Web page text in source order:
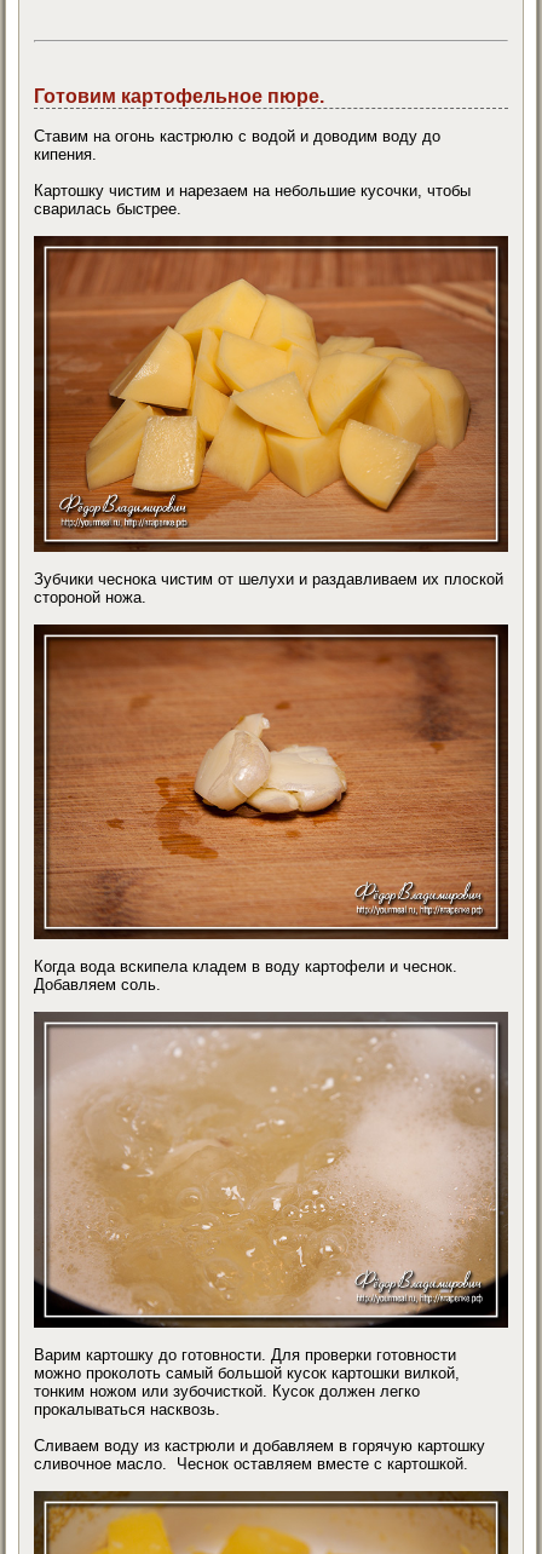
Готовим картофельное пюре.
Ставим на огонь кастрюлю с водой и доводим воду до
кипения.
Картошку чистим и нарезаем на небольшие кусочки, чтобы
сварилась быстрее.
Зубчики чеснока чистим от шелухи и раздавливаем их плоской
стороной ножа.
Когда вода вскипела кладем в воду картофели и чеснок.
Добавляем соль.
Варим картошку до готовности. Для проверки готовности
можно проколоть самый большой кусок картошки вилкой,
тонким ножом или зубочисткой. Кусок должен легко
прокалываться насквозь.
Сливаем воду из кастрюли и добавляем в горячую картошку
сливочное масло. Чеснок оставляем вместе с картошкой.